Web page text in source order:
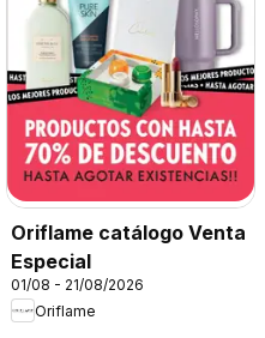
Oriflame catálogo Venta
Especial
01/08 - 21/08/2026
Oriflame